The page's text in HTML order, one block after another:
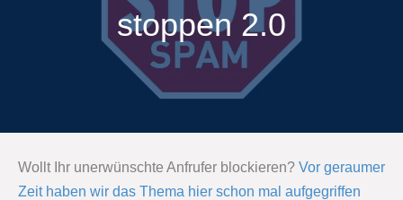
stoppen 2.0
Wollt Ihr unerwünschte Anfrufer blockieren? Vor geraumer
Zeit haben wir das Thema hier schon mal aufgegriffen